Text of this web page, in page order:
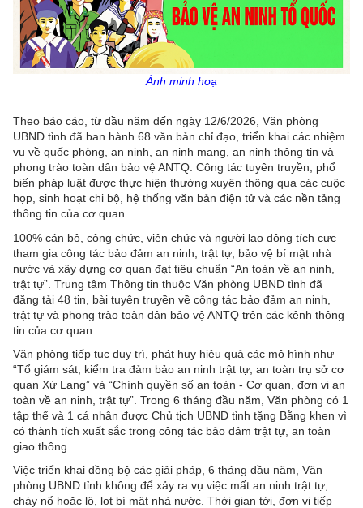
Ảnh minh hoạ
Theo báo cáo, từ đầu năm đến ngày 12/6/2026, Văn phòng
UBND tỉnh đã ban hành 68 văn bản chỉ đạo, triển khai các nhiệm
vụ về quốc phòng, an ninh, an ninh mạng, an ninh thông tin và
phong trào toàn dân bảo vệ ANTQ. Công tác tuyên truyền, phổ
biến pháp luật được thực hiện thường xuyên thông qua các cuộc
họp, sinh hoạt chi bộ, hệ thống văn bản điện tử và các nền tảng
thông tin của cơ quan.
100% cán bộ, công chức, viên chức và người lao động tích cực
tham gia công tác bảo đảm an ninh, trật tự, bảo vệ bí mật nhà
nước và xây dựng cơ quan đạt tiêu chuẩn “An toàn về an ninh,
trật tự”. Trung tâm Thông tin thuộc Văn phòng UBND tỉnh đã
đăng tải 48 tin, bài tuyên truyền về công tác bảo đảm an ninh,
trật tự và phong trào toàn dân bảo vệ ANTQ trên các kênh thông
tin của cơ quan.
Văn phòng tiếp tục duy trì, phát huy hiệu quả các mô hình như
“Tổ giám sát, kiểm tra đảm bảo an ninh trật tự, an toàn trụ sở cơ
quan Xứ Lạng” và “Chính quyền số an toàn - Cơ quan, đơn vị an
toàn về an ninh, trật tự”. Trong 6 tháng đầu năm, Văn phòng có 1
tập thể và 1 cá nhân được Chủ tịch UBND tỉnh tặng Bằng khen vì
có thành tích xuất sắc trong công tác bảo đảm trật tự, an toàn
giao thông.
Việc triển khai đồng bộ các giải pháp, 6 tháng đầu năm, Văn
phòng UBND tỉnh không để xảy ra vụ việc mất an ninh trật tự,
cháy nổ hoặc lộ, lọt bí mật nhà nước. Thời gian tới, đơn vị tiếp